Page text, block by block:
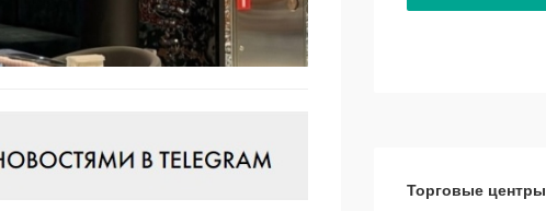
Торговые центры